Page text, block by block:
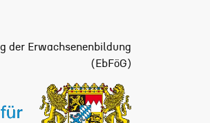
der Erwachsenenbildung
(EbFöG)